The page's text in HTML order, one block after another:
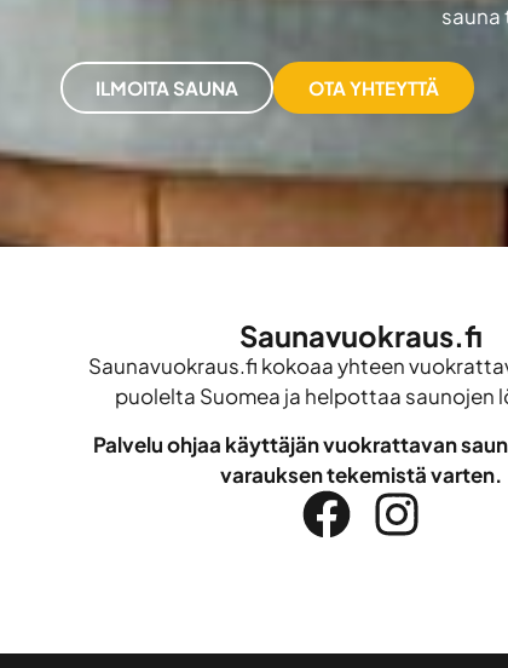
ILMOITA SAUNA OTA YHTEYTTÄ
Saunavuokraus.fi
Saunavuokraus.fi kokoaa yhteen
puolelta Suomea ja helpottaa saunojen
Palvelu ohjaa käyttäjän vuokrattavan
varauksen tekemistä varten.